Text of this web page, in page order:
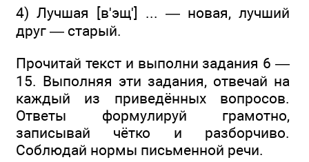
4) Лучшая [в'эщ'] ... — новая, лучший
друг — старый.
Прочитай текст и выполни задания 6 —
15. Выполняя эти задания, отвечай на
каждый из приведённых вопросов.
Ответы формулируй грамотно,
записывай чётко и разборчиво.
Соблюдай нормы письменной речи.